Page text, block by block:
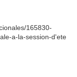
165830-
a-la-session-d'ete